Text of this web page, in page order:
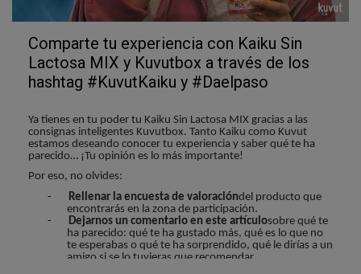
Comparte tu experiencia con Kaiku Sin
Lactosa MIX y Kuvutbox a través de los
hashtag #KuvutKaiku y #Daelpaso
Ya tienes en tu poder tu Kaiku Sin Lactosa MIX gracias a las
consignas inteligentes Kuvutbox. Tanto Kaiku como Kuvut
estamos deseando conocer tu experiencia y saber qué te ha
parecido… ¡Tu opinión es lo más importante!
Por eso, no olvides:
-
Rellenar la encuesta de valoracióndel producto que
encontrarás en la zona de participación.
-
Dejarnos un comentario en este artículosobre qué te
ha parecido: qué te ha gustado más, qué es lo que no
te esperabas o qué te ha sorprendido, qué le dirías a un
amigo si se lo tuvieras que recomendar…